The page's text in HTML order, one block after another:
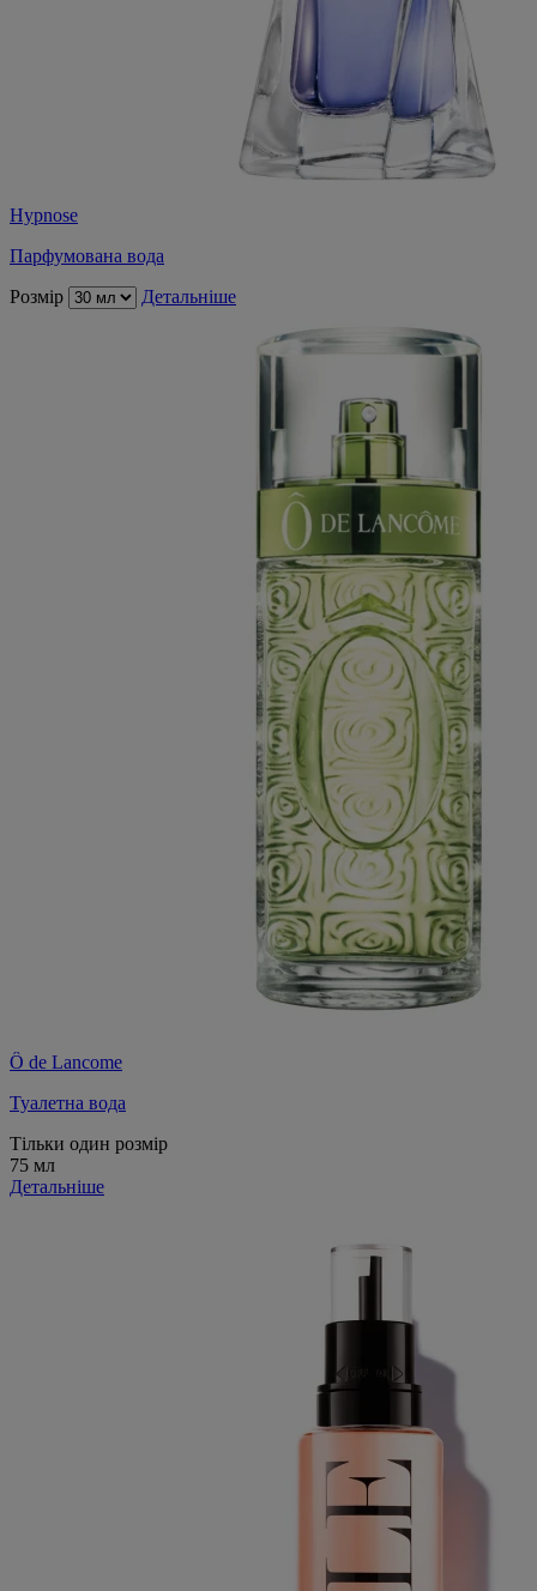
Hypnose
Парфумована вода
Розмір
Детальніше
Ô de Lancome
Туалетна вода
Тільки один розмір
75 мл
Детальніше